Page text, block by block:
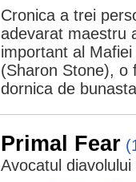
Cronica a trei
adevarat maestru
important al
(Sharon Stone), o
dornica de
Primal Fear
Avocatul diavolului